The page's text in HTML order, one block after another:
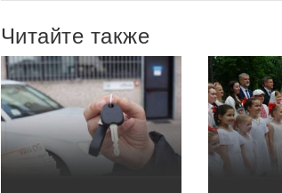
Читайте также